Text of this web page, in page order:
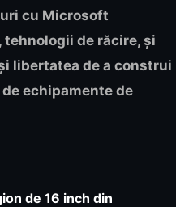
cu Microsoft
de răcire, și
libertatea de a construi
echipamente de
de 16 inch din